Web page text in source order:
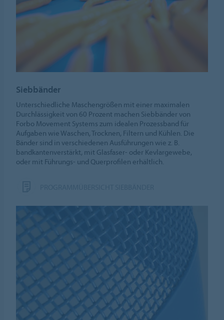
Siebbänder
Unterschiedliche Maschengrößen mit einer maximalen
Durchlässigkeit von 60 Prozent machen Siebbänder von
Forbo Movement Systems zum idealen Prozessband für
Aufgaben wie Waschen, Trocknen, Filtern und Kühlen. Die
Bänder sind in verschiedenen Ausführungen wie z. B.
bandkantenverstärkt, mit Glasfaser- oder Kevlargewebe,
oder mit Führungs- und Querprofilen erhältlich.